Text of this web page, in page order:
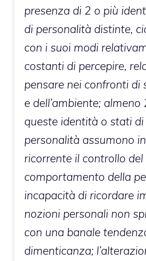
presenza di 2 o più
di personalità distinte,
con i suoi modi
costanti di percepire,
pensare nei confronti di
e dell’ambiente; almeno
queste identità o stati di
personalità assumono
ricorrente il controllo del
comportamento della
incapacità di ricordare
nozioni personali non
con una banale
dimenticanza;